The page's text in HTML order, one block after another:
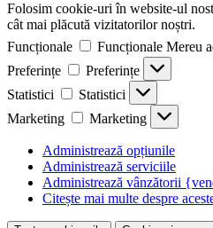
Folosim cookie-uri în website-ul
cât mai plăcută vizitatorilor noștri.
Funcționale
Funcționale Mereu
Preferințe
Preferințe
Statistici
Statistici
Marketing
Marketing
Administrează opțiunile
Administrează serviciile
Administrează vânzătorii
Citește mai multe despre